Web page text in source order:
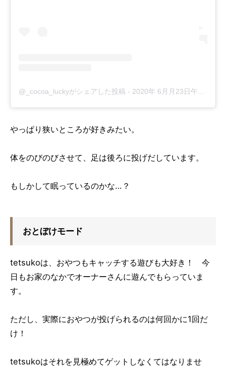
@_cocoa_luckyがシェアした投稿 - 2020年 6月月23日午前12時43分PDT
やっぱり狭いところが好きみたい。
体をのびのびさせて、足は後ろに投げだしています。
もしかして眠っているのかな…？
おとぼけモード
tetsukoは、おやつもキャッチする遊びも大好き！ 今
日もお家のなかでオーナーさんに遊んでもらっていま
す。
ただし、実際におやつが投げられるのは何回かに1回だ
け！
tetsukoはそれを見極めてゲットしなくてはなりませ